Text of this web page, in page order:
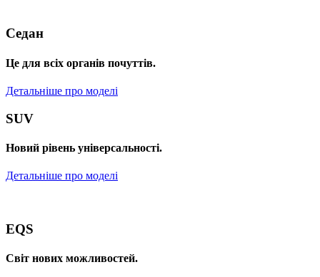
Седан
Це для всіх органів почуттів.
Детальніше про моделі
SUV
Новий рівень універсальності.
Детальніше про моделі
EQS
Cвіт нових можливостей.